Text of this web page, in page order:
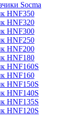
Socma
HNF350
HNF320
HNF300
HNF250
HNF200
HNF180
HNF160S
HNF160
HNF150S
HNF140S
HNF135S
HNF120S